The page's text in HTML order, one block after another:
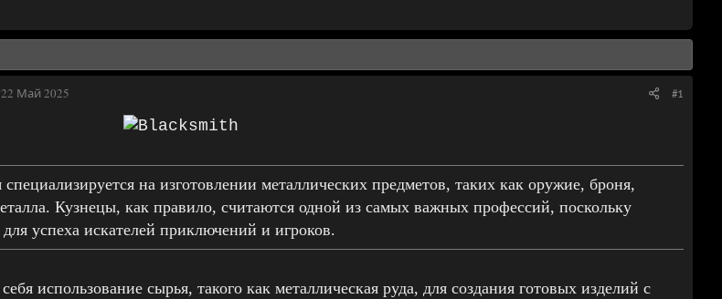
22 Май 2025 #1
на изготовлении металлических предметов, таких как оружие, броня,
Кузнецы, как правило, считаются одной из самых важных профессий, поскольку
успеха искателей приключений и игроков.
использование сырья, такого как металлическая руда, для создания готовых изделий с